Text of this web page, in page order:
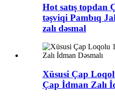
Hot satış topdan
təşviqi Pambıq
zalı dəsmal
Xüsusi Çap
Çap İdman Zalı